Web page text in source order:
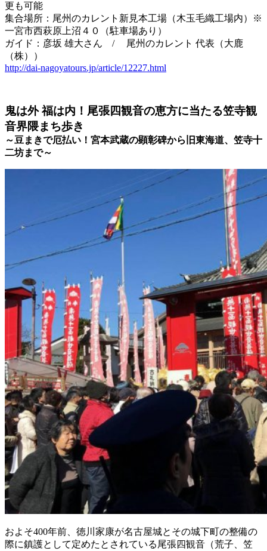
更も可能
集合場所：尾州のカレント新見本工場（木玉毛織工場内）※
一宮市西萩原上沼４０（駐車場あり）
ガイド：彦坂 雄大さん /尾州のカレント 代表（大鹿
（株））
http://dai-nagoyatours.jp/article/12227.html
鬼は外 福は内！尾張四観音の恵方に当たる笠寺観
音界隈まち歩き
～豆まきで厄払い！宮本武蔵の顕彰碑から旧東海道、笠寺十
二坊まで～
およそ400年前、徳川家康が名古屋城とその城下町の整備の
際に鎮護として定めたとされている尾張四観音（荒子、笠